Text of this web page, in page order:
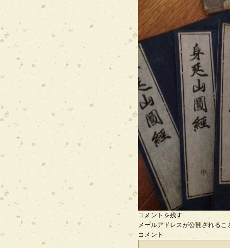
コメントを残す
メールアドレスが公開されるこ
コメント